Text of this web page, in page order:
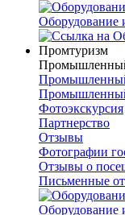
Оборудование
Промтуризм
Фотоэкскурсия
Партнерство
Отзывы
Фотографии
Отзывы о
Письменные
Оборудование